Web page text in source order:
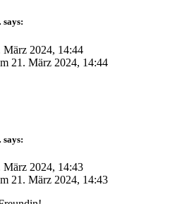
says:
März 2024, 14:44
21. März 2024, 14:44
says:
März 2024, 14:43
21. März 2024, 14:43